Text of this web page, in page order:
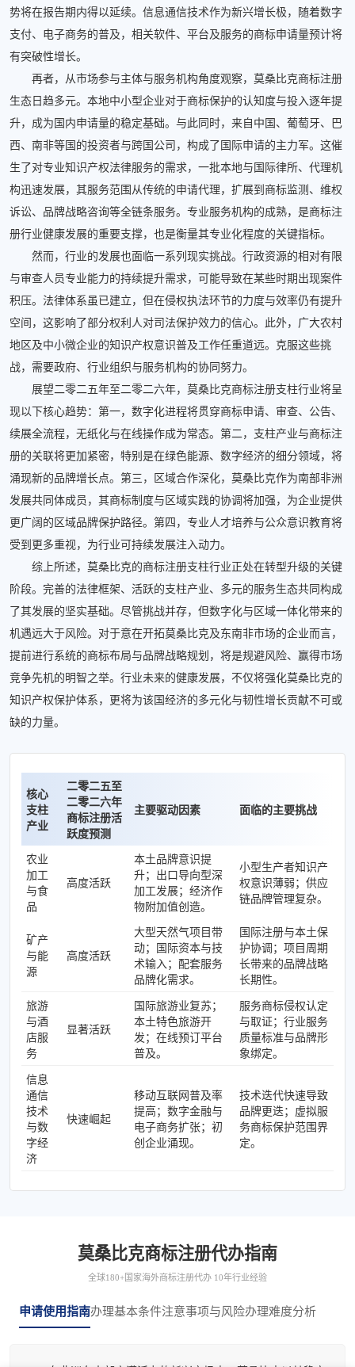
势将在报告期内得以延续。信息通信技术作为新兴增长极，随着数字
支付、电子商务的普及，相关软件、平台及服务的商标申请量预计将
有突破性增长。
再者，从市场参与主体与服务机构角度观察，莫桑比克商标注册
生态日趋多元。本地中小型企业对于商标保护的认知度与投入逐年提
升，成为国内申请量的稳定基础。与此同时，来自中国、葡萄牙、巴
西、南非等国的投资者与跨国公司，构成了国际申请的主力军。这催
生了对专业知识产权法律服务的需求，一批本地与国际律所、代理机
构迅速发展，其服务范围从传统的申请代理，扩展到商标监测、维权
诉讼、品牌战略咨询等全链条服务。专业服务机构的成熟，是商标注
册行业健康发展的重要支撑，也是衡量其专业化程度的关键指标。
然而，行业的发展也面临一系列现实挑战。行政资源的相对有限
与审查人员专业能力的持续提升需求，可能导致在某些时期出现案件
积压。法律体系虽已建立，但在侵权执法环节的力度与效率仍有提升
空间，这影响了部分权利人对司法保护效力的信心。此外，广大农村
地区及中小微企业的知识产权意识普及工作任重道远。克服这些挑
战，需要政府、行业组织与服务机构的协同努力。
展望二零二五年至二零二六年，莫桑比克商标注册支柱行业将呈
现以下核心趋势：第一，数字化进程将贯穿商标申请、审查、公告、
续展全流程，无纸化与在线操作成为常态。第二，支柱产业与商标注
册的关联将更加紧密，特别是在绿色能源、数字经济的细分领域，将
涌现新的品牌增长点。第三，区域合作深化，莫桑比克作为南部非洲
发展共同体成员，其商标制度与区域实践的协调将加强，为企业提供
更广阔的区域品牌保护路径。第四，专业人才培养与公众意识教育将
受到更多重视，为行业可持续发展注入动力。
综上所述，莫桑比克的商标注册支柱行业正处在转型升级的关键
阶段。完善的法律框架、活跃的支柱产业、多元的服务生态共同构成
了其发展的坚实基础。尽管挑战并存，但数字化与区域一体化带来的
机遇远大于风险。对于意在开拓莫桑比克及东南非市场的企业而言，
提前进行系统的商标布局与品牌战略规划，将是规避风险、赢得市场
竞争先机的明智之举。行业未来的健康发展，不仅将强化莫桑比克的
知识产权保护体系，更将为该国经济的多元化与韧性增长贡献不可或
缺的力量。
核心
支柱
产业
二零二五至
二零二六年
商标注册活
跃度预测
主要驱动因素 面临的主要挑战
农业
加工
与食
品
高度活跃
本土品牌意识提
升；出口导向型深
加工发展；经济作
物附加值创造。
小型生产者知识产
权意识薄弱；供应
链品牌管理复杂。
矿产
与能
源
高度活跃
大型天然气项目带
动；国际资本与技
术输入；配套服务
品牌化需求。
国际注册与本土保
护协调；项目周期
长带来的品牌战略
长期性。
旅游
与酒
店服
务
显著活跃
国际旅游业复苏；
本土特色旅游开
发；在线预订平台
普及。
服务商标侵权认定
与取证；行业服务
质量标准与品牌形
象绑定。
信息
通信
技术
与数
字经
济
快速崛起
移动互联网普及率
提高；数字金融与
电子商务扩张；初
创企业涌现。
技术迭代快速导致
品牌更迭；虚拟服
务商标保护范围界
定。
莫桑比克商标注册代办指南
全球180+国家海外商标注册代办 10年行业经验
申请使用指南办理基本条件注意事项与风险办理难度分析